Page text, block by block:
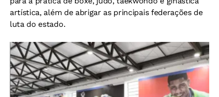
artística, além de abrigar as principais federações de
luta do estado.